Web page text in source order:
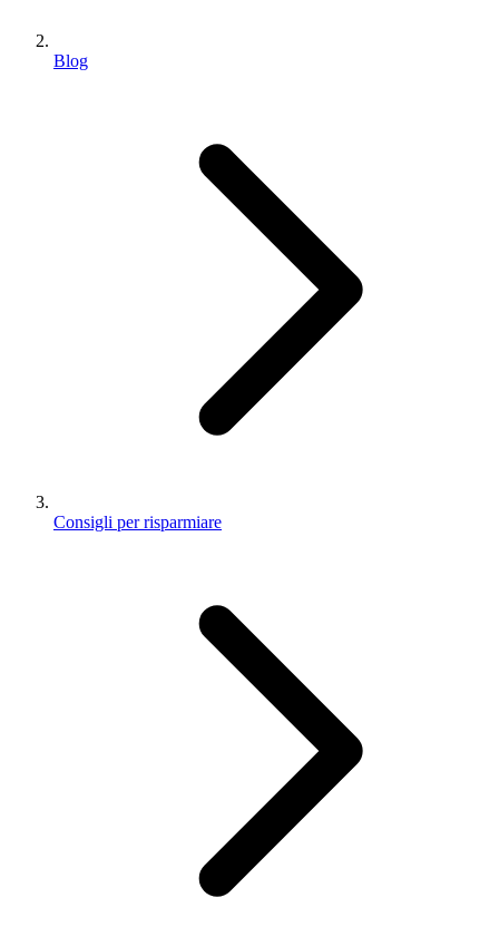
Blog
Consigli per risparmiare